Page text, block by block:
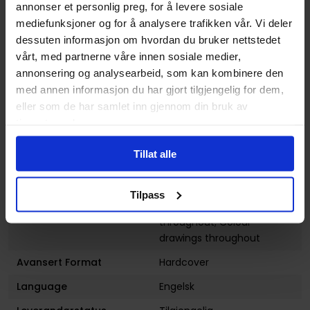
annonser et personlig preg, for å levere sosiale
mediefunksjoner og for å analysere trafikken vår. Vi deler
dessuten informasjon om hvordan du bruker nettstedet
vårt, med partnerne våre innen sosiale medier,
annonsering og analysearbeid, som kan kombinere den
med annen informasjon du har gjort tilgjengelig for dem,
eller som de har samlet inn gjennom din bruk av
Tillat alle
Tilpass
Forfatter Brigitte Findaklyog
Trondheim
Sjanger
Biografi,Dokumentar og
Fakta, HistorieogLitterær
Antall Sider
120
Lanseringsdato
Aldersgruppe
Voksen
Illustrasjoner
throughout; Colour
drawings throughout
Avansert Format
Hardcover
Language
Engelsk